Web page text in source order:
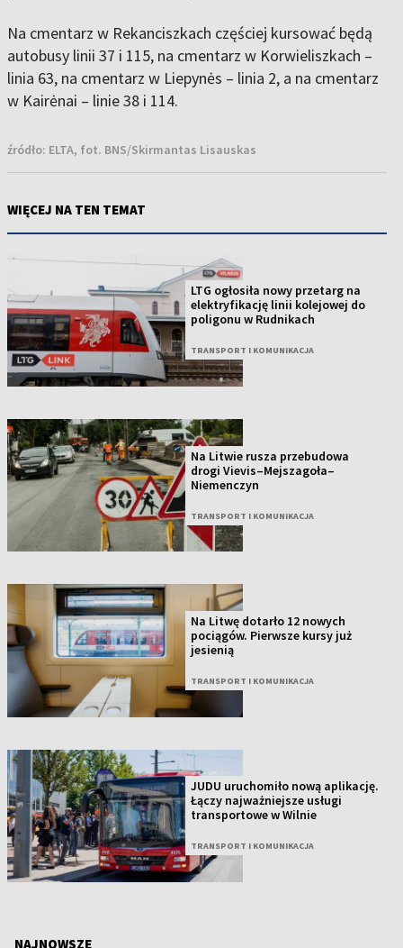
Na cmentarz w Rekanciszkach częściej kursować będą
autobusy linii 37 i 115, na cmentarz w Korwieliszkach –
linia 63, na cmentarz w Liepynės – linia 2, a na cmentarz
w Kairėnai – linie 38 i 114.
źródło: ELTA, fot. BNS/Skirmantas Lisauskas
WIĘCEJ NA TEN TEMAT
LTG ogłosiła nowy przetarg na
elektryfikację linii kolejowej do
poligonu w Rudnikach
TRANSPORT I KOMUNIKACJA
Na Litwie rusza przebudowa
drogi Vievis–Mejszagoła–
Niemenczyn
TRANSPORT I KOMUNIKACJA
Na Litwę dotarło 12 nowych
pociągów. Pierwsze kursy już
jesienią
TRANSPORT I KOMUNIKACJA
JUDU uruchomiło nową aplikację.
Łączy najważniejsze usługi
transportowe w Wilnie
TRANSPORT I KOMUNIKACJA
NAJNOWSZE